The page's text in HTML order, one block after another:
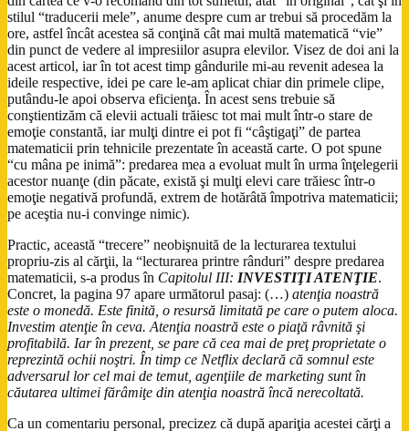
stilul “traducerii mele”, anume despre cum ar trebui să procedăm la
ore, astfel încât acestea să conţină cât mai multă matematică “vie”
din punct de vedere al impresiilor asupra elevilor. Visez de doi ani la
acest articol, iar în tot acest timp gândurile mi-au revenit adesea la
ideile respective, idei pe care le-am aplicat chiar din primele clipe,
putându-le apoi observa eficienţa. În acest sens trebuie să
conştientizăm că elevii actuali trăiesc tot mai mult într-o stare de
emoţie constantă, iar mulţi dintre ei pot fi “câştigaţi” de partea
matematicii prin tehnicile prezentate în această carte. O pot spune
“cu mâna pe inimă”: predarea mea a evoluat mult în urma înţelegerii
acestor nuanţe (din păcate, există şi mulţi elevi care trăiesc într-o
emoţie negativă profundă, extrem de hotărâtă împotriva matematicii;
pe aceştia nu-i convinge nimic).
Practic, această “trecere” neobişnuită de la lecturarea textului
propriu-zis al cărţii, la “lecturarea printre rânduri” despre predarea
matematicii, s-a produs în Capitolul III: INVESTIŢI ATENŢIE.
Concret, la pagina 97 apare următorul pasaj: (…) atenţia noastră
este o monedă. Este finită, o resursă limitată pe care o putem aloca.
Investim atenţie în ceva. Atenţia noastră este o piaţă râvnită şi
profitabilă. Iar în prezent, se pare că cea mai de preţ proprietate o
reprezintă ochii noştri. În timp ce Netflix declară că somnul este
adversarul lor cel mai de temut, agenţiile de marketing sunt în
căutarea ultimei fărâmiţe din atenţia noastră încă nerecoltată.
Ca un comentariu personal, precizez că după apariţia acestei cărţi a